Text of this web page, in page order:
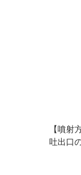
【噴射
吐出口